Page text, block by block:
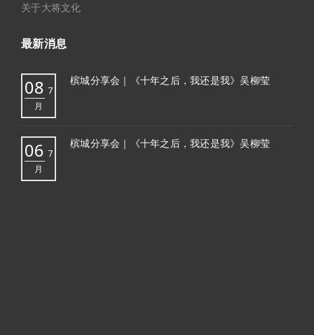
关于大将文化
最新消息
08 7
月
槟城分享会｜《十年之后，我还是我》吴柳莹
06 7
月
槟城分享会｜《十年之后，我还是我》吴柳莹